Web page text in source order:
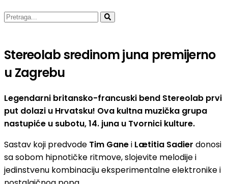
Stereolab sredinom juna premijerno
u Zagrebu
Legendarni britansko-francuski bend Stereolab prvi
put dolazi u Hrvatsku! Ova kultna muzička grupa
nastupiće u subotu, 14. juna u Tvornici kulture.
Sastav koji predvode Tim Ganei Lætitia Sadier donosi
sa sobom hipnotičke ritmove, slojevite melodije i
jedinstvenu kombinaciju eksperimentalne elektronike i